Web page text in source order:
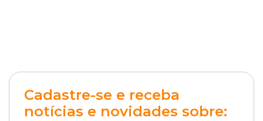
Cadastre-se e receba
notícias e novidades sobre: